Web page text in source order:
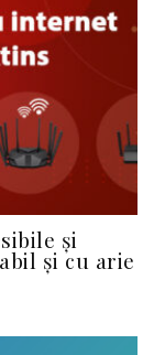
și
și cu arie